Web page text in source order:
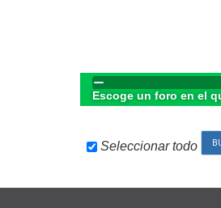
Escoge un foro en el
Seleccionar todo